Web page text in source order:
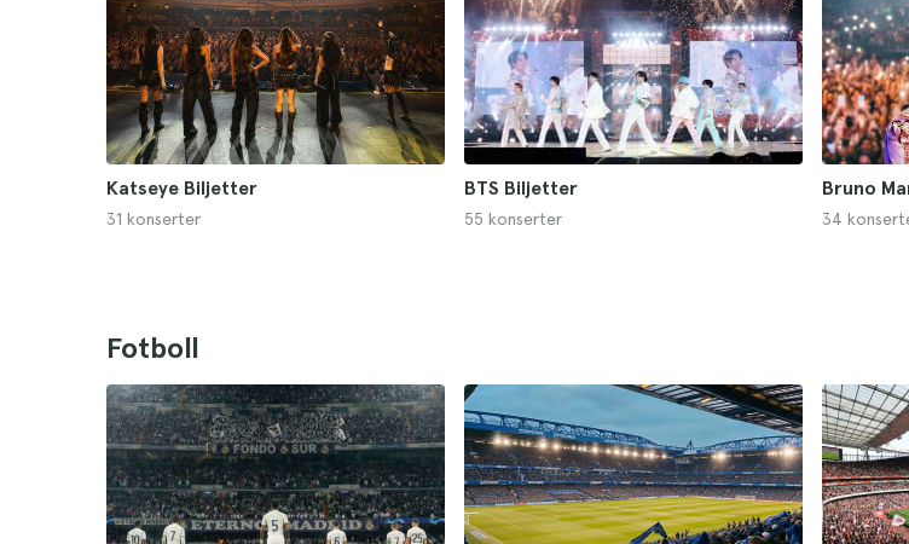
Katseye Biljetter
31 konserter
BTS Biljetter
55 konserter
Bruno
34
Fotboll